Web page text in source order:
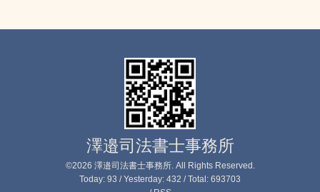
澤邉司法書士事務所
©2026 澤邉司法書士事務所. All Rights Reserved.
Today: 93 / Yesterday: 432 / Total: 693703